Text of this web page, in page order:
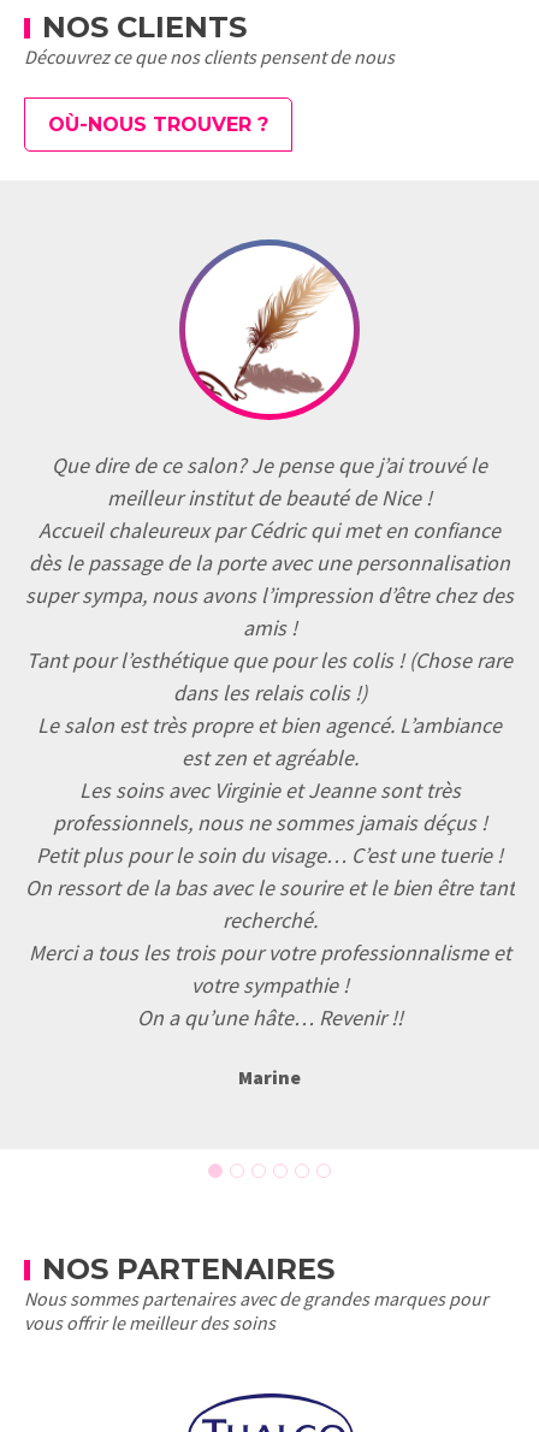
NOS CLIENTS
Découvrez ce que nos clients pensent de nous
OÙ-NOUS TROUVER ?
Que dire de ce salon? Je pense que j’ai trouvé le
meilleur institut de beauté de Nice !
Accueil chaleureux par Cédric qui met en confiance
dès le passage de la porte avec une personnalisation
super sympa, nous avons l’impression d’être chez des
amis !
Tant pour l’esthétique que pour les colis ! (Chose rare
dans les relais colis !)
Le salon est très propre et bien agencé. L’ambiance
est zen et agréable.
Les soins avec Virginie et Jeanne sont très
professionnels, nous ne sommes jamais déçus !
Petit plus pour le soin du visage… C’est une tuerie !
On ressort de la bas avec le sourire et le bien être tant
recherché.
Merci a tous les trois pour votre professionnalisme et
votre sympathie !
On a qu’une hâte… Revenir !!
Marine
NOS PARTENAIRES
Nous sommes partenaires avec de grandes marques pour
vous offrir le meilleur des soins